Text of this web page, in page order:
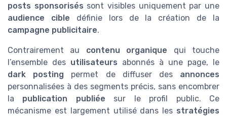
posts sponsorisés sont visibles uniquement par une
audience cible définie lors de la création de la
campagne publicitaire.
Contrairement au contenu organique qui touche
l’ensemble des utilisateurs abonnés à une page, le
dark posting permet de diffuser des annonces
personnalisées à des segments précis, sans encombrer
la publication publiée sur le profil public. Ce
mécanisme est largement utilisé dans les stratégies